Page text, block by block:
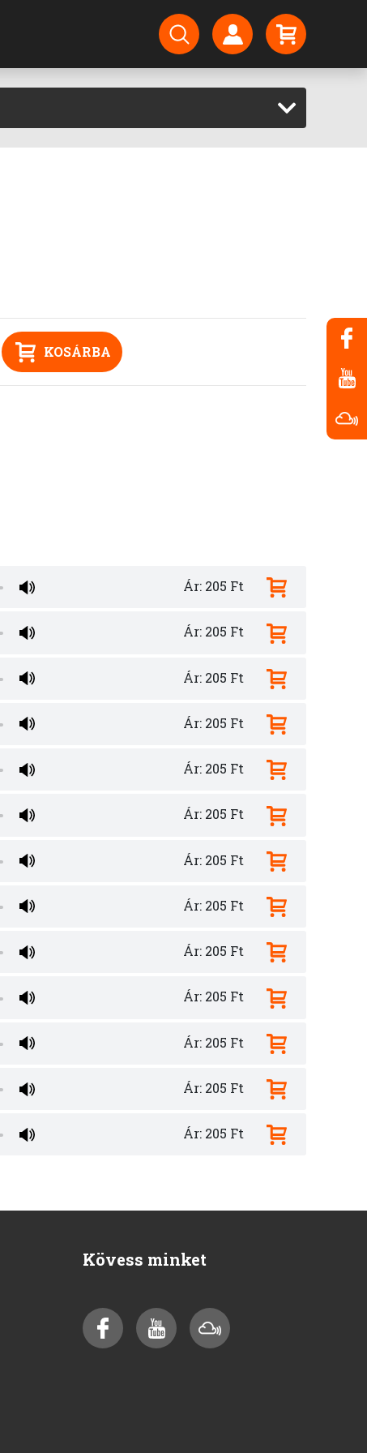
KOSÁRBA
Ár: 205 Ft
Ár: 205 Ft
Ár: 205 Ft
Ár: 205 Ft
Ár: 205 Ft
Ár: 205 Ft
Ár: 205 Ft
Ár: 205 Ft
Ár: 205 Ft
Ár: 205 Ft
Ár: 205 Ft
Ár: 205 Ft
Ár: 205 Ft
Kövess minket